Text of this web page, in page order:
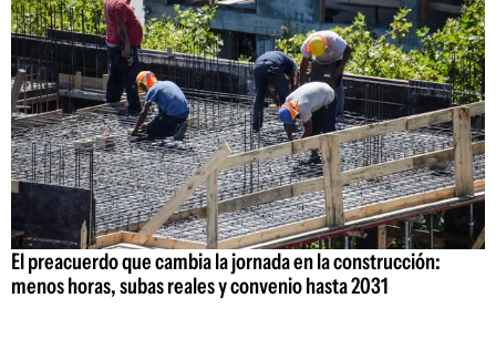
El preacuerdo que cambia la jornada en la construcción:
menos horas, subas reales y convenio hasta 2031